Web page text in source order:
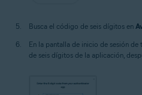
Busca el código de seis dígitos en
En la pantalla de inicio de sesión
de seis dígitos de la aplicación,